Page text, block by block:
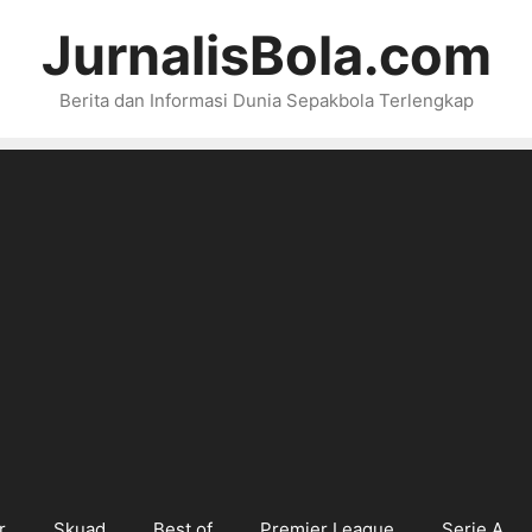
JurnalisBola.com
Berita dan Informasi Dunia Sepakbola Terlengkap